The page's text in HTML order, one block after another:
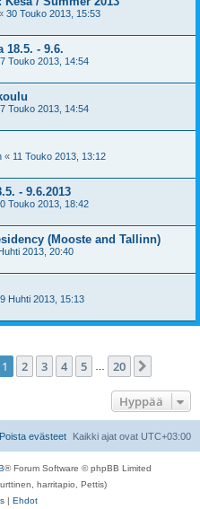
30 Touko 2013, 15:53
- 9.6.
Touko 2013, 14:54
Touko 2013, 14:54
« 11 Touko 2013, 13:12
- 9.6.2013
Touko 2013, 18:42
(Mooste and Tallinn)
2013, 20:40
Huhti 2013, 15:13
/20
1 2 3 4 5 20
Hyppää
Kaikki ajat ovat UTC+03:00
Poista evästeet
® Forum Software © phpBB Limited
harritapio, Pettis)
| Ehdot